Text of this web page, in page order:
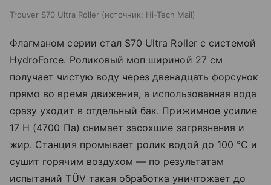
Trouver S70 Ultra Roller источник: Hi-Tech Mail
Флагманом серии стал S70 Ultra Roller с системой
HydroForce. Роликовый моп шириной 27 см
получает чистую воду через двенадцать форсунок
прямо во время движения, а использованная вода
сразу уходит в отдельный бак. Прижимное усилие
17 Н (4700 Па) снимает засохшие загрязнения и
жир. Станция промывает ролик водой до 100 °C и
сушит горячим воздухом — по результатам
испытаний TÜV такая обработка уничтожает до